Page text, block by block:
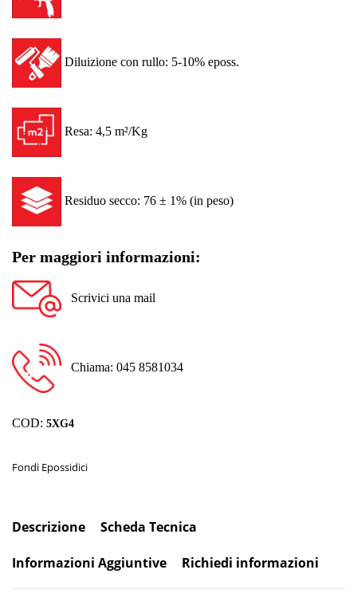
Diluizione con rullo: 5-10% eposs.
Resa: 4,5 m²/Kg
Residuo secco: 76 ± 1% (in peso)
Per maggiori informazioni:
Scrivici una mail
Chiama: 045 8581034
COD: 5XG4
Fondi Epossidici
Descrizione Scheda Tecnica
Informazioni Aggiuntive Richiedi informazioni